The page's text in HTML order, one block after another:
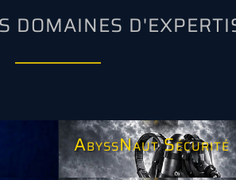
DOMAINES
AbyssNaut Sécurité